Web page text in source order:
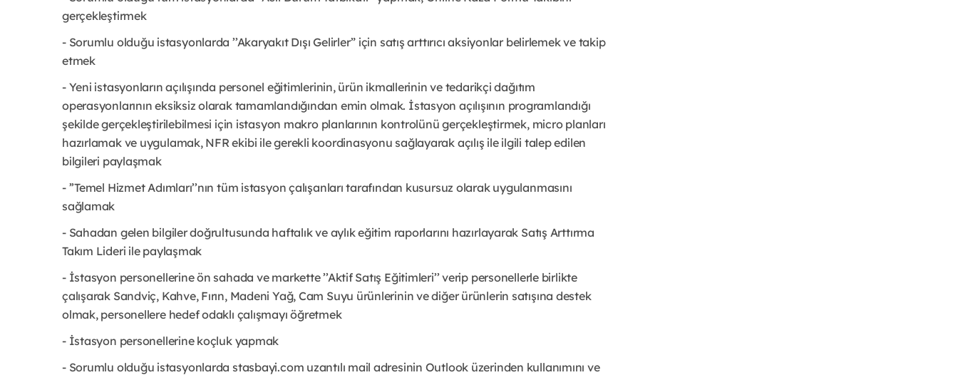
gerçekleştirmek
- Sorumlu olduğu istasyonlarda ’’Akaryakıt Dışı Gelirler” için satış arttırıcı aksiyonlar belirlemek ve takip
etmek
- Yeni istasyonların açılışında personel eğitimlerinin, ürün ikmallerinin ve tedarikçi dağıtım
operasyonlarının eksiksiz olarak tamamlandığından emin olmak. İstasyon açılışının programlandığı
şekilde gerçekleştirilebilmesi için istasyon makro planlarının kontrolünü gerçekleştirmek, micro planları
hazırlamak ve uygulamak, NFR ekibi ile gerekli koordinasyonu sağlayarak açılış ile ilgili talep edilen
bilgileri paylaşmak
- ’’Temel Hizmet Adımları’’nın tüm istasyon çalışanları tarafından kusursuz olarak uygulanmasını
sağlamak
- Sahadan gelen bilgiler doğrultusunda haftalık ve aylık eğitim raporlarını hazırlayarak Satış Arttırma
Takım Lideri ile paylaşmak
- İstasyon personellerine ön sahada ve markette ’’Aktif Satış Eğitimleri’’ verip personellerle birlikte
çalışarak Sandviç, Kahve, Fırın, Madeni Yağ, Cam Suyu ürünlerinin ve diğer ürünlerin satışına destek
olmak, personellere hedef odaklı çalışmayı öğretmek
- İstasyon personellerine koçluk yapmak
- Sorumlu olduğu istasyonlarda stasbayi.com uzantılı mail adresinin Outlook üzerinden kullanımını ve